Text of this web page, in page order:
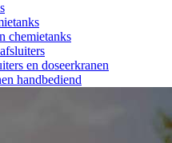
chemietanks
en doseerkranen
handbediend